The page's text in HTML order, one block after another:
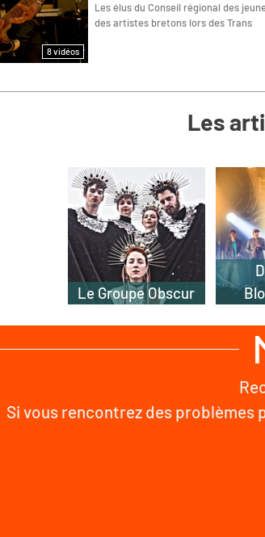
8 vidéos
Les élus du Conseil régional des
des artistes bretons lors des Trans
Les
Le Groupe Obscur
Si vous rencontrez des problèmes